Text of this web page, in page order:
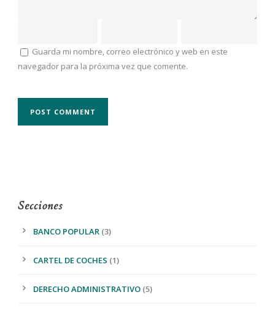
Guarda mi nombre, correo electrónico y web en este
navegador para la próxima vez que comente.
Secciones
BANCO POPULAR (3)
CARTEL DE COCHES (1)
DERECHO ADMINISTRATIVO (5)